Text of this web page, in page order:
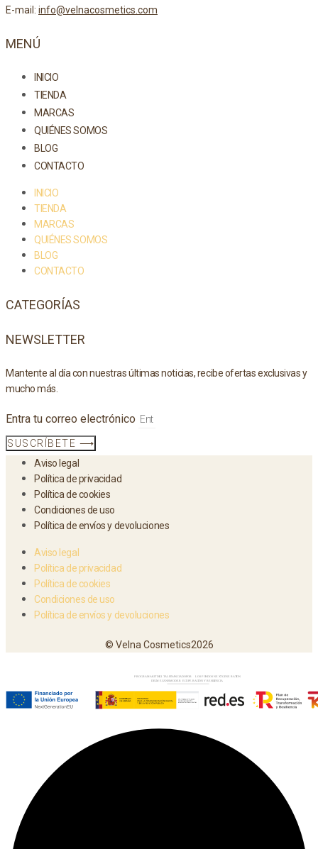
E-mail: info@velnacosmetics.com
MENÚ
INICIO
TIENDA
MARCAS
QUIÉNES SOMOS
BLOG
CONTACTO
INICIO
TIENDA
MARCAS
QUIÉNES SOMOS
BLOG
CONTACTO
CATEGORÍAS
NEWSLETTER
Mantente al día con nuestras últimas noticias, recibe ofertas exclusivas y
mucho más.
Entra tu correo electrónico
SUSCRÍBETE ⟶
Aviso legal
Política de privacidad
Política de cookies
Condiciones de uso
Política de envíos y devoluciones
Aviso legal
Política de privacidad
Política de cookies
Condiciones de uso
Política de envíos y devoluciones
© Velna Cosmetics2026